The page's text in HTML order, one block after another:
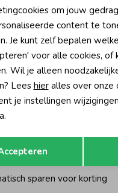
direct 10% korting* op je
sparen voor korting
om jouw
content te
Je kunt zelf bepalen
voor alle cookies, of
Wil je alleen
Lees hieralles over onze
je instellingen